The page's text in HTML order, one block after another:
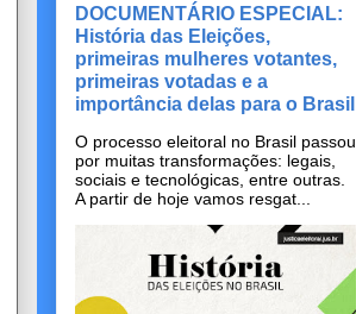
DOCUMENTÁRIO ESPECIAL:
História das Eleições,
primeiras mulheres votantes,
primeiras votadas e a
importância delas para o Brasil
O processo eleitoral no Brasil passou
por muitas transformações: legais,
sociais e tecnológicas, entre outras.
A partir de hoje vamos resgat...